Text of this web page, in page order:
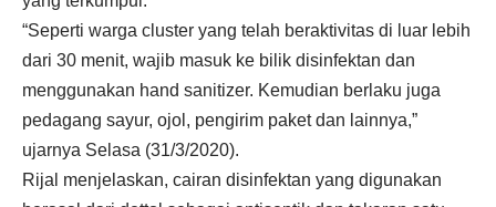
“Seperti warga cluster yang telah beraktivitas di luar lebih
dari 30 menit, wajib masuk ke bilik disinfektan dan
menggunakan hand sanitizer. Kemudian berlaku juga
pedagang sayur, ojol, pengirim paket dan lainnya,”
ujarnya Selasa (31/3/2020).
Rijal menjelaskan, cairan disinfektan yang digunakan